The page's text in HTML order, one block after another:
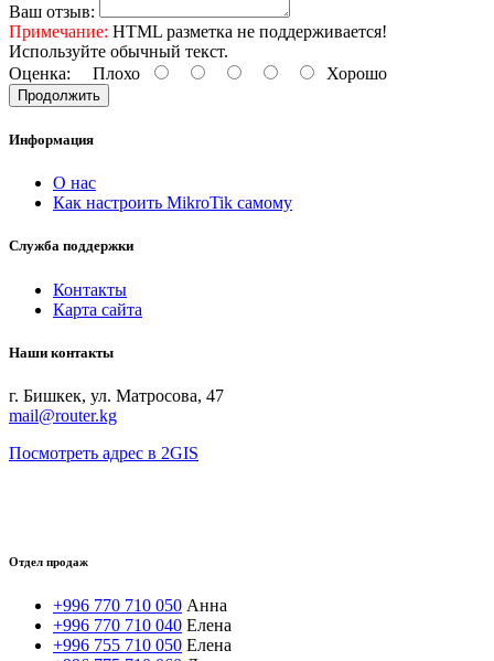
Ваш отзыв:
Примечание: HTML разметка не поддерживается!
Используйте обычный текст.
Оценка: Плохо Хорошо
Продолжить
Информация
О нас
Как настроить MikroTik самому
Служба поддержки
Контакты
Карта сайта
Наши контакты
г. Бишкек, ул. Матросова, 47
mail@router.kg
Посмотреть адрес в 2GIS
Отдел продаж
+996 770 710 050 Анна
+996 770 710 040 Елена
+996 755 710 050 Елена